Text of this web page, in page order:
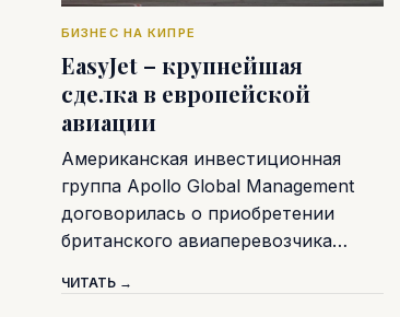
БИЗНЕС НА КИПРЕ
EasyJet – крупнейшая
сделка в европейской
авиации
Американская инвестиционная
группа Apollo Global Management
договорилась о приобретении
британского авиаперевозчика…
ЧИТАТЬ →